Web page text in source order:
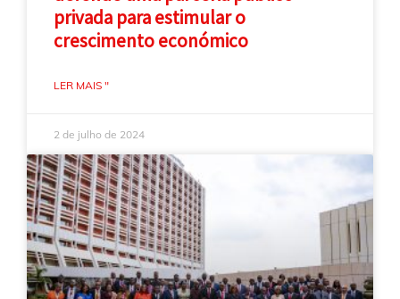
privada para estimular o
crescimento económico
LER MAIS "
2 de julho de 2024